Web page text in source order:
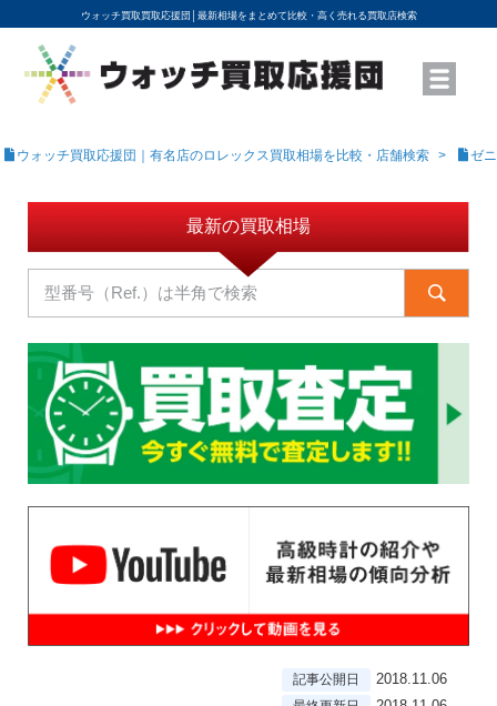
ウォッチ買取買取応援団│ 最新相場をまとめて比較・高く売れる買取店検索
YouTubeで動画を公開中
ROLEXモデル名から買取相場を調べる
高級時計ブランド名から買取相場を調べる
地域から買取店を探す
店舗名から買取店を探す
ブランド時計を高く売る方法
買取査定を依頼する
ウォッチ買取応援団｜有名店のロレックス買取相場を比較・店舗検索 ゼ
最新の買取相場
記事公開日 2018.11.06